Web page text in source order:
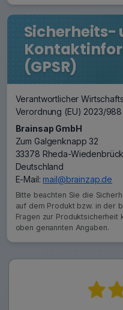
Sicherheits-
(GPSR)
Verantwortlicher
Verordnung (EU) 2023/988
Brainsap GmbH
Zum Galgenknapp 32
33378 Rheda-Wiedenbrück
Deutschland
E-Mail:mail@brainzap.de
Bitte beachten Sie die
auf dem Produkt bzw. in der
Fragen zur Produktsicherheit
oben genannten Angaben.